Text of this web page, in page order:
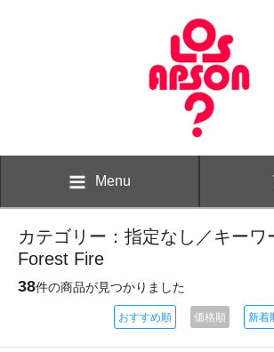
Menu
カテゴリー：指定なし／キーワ
Forest Fire
38件の商品が見つかりました
おすすめ順 価格順 新着